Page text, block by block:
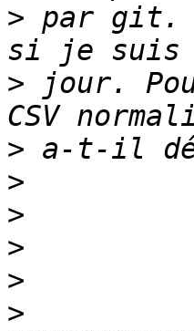
> par git.
> jour.
>
>
>
>
>
>